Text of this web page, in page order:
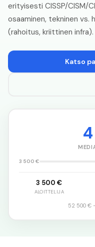
erityisesti CISSP/CISM/
osaaminen, tekninen vs.
(rahoitus, kriittinen infra).
Katso
3 500 €
3 500 €
ALOITTELIJA
52 500 €